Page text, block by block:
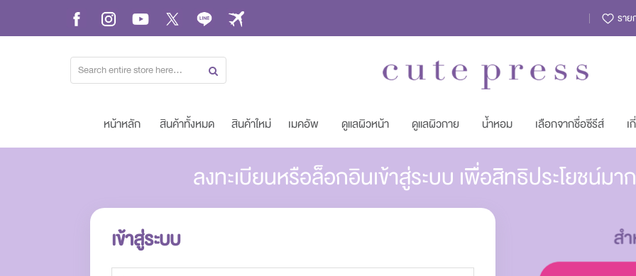
ราย
Skip
Content
หน้าหลัก สินค้าทั้งหมด สินค้าใหม่ เมคอัพ ดูแลผิวหน้า ดูแลผิวกาย น้ำหอม เลือกจากชื่อซีรีส์
ลงทะเบียนหรือล็อกอินเข้าสู่ระบบ เพื่อสิทธิประโยชน์
เข้าสู่ระบบ